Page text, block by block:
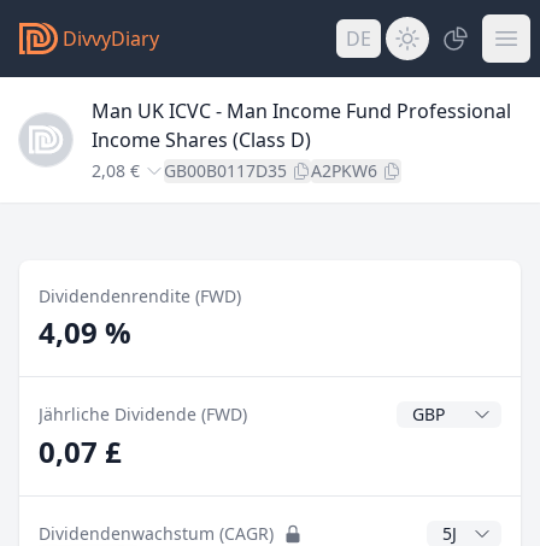
DivvyDiary DE
Man UK ICVC - Man Income Fund Professional
Income Shares (Class D)
2,08 € GB00B0117D35 A2PKW6
Dividendenrendite (FWD)
4,09 %
Jährliche Dividende (FWD)
0,07 £
Dividendenwachstum (CAGR) CAGR Jahre